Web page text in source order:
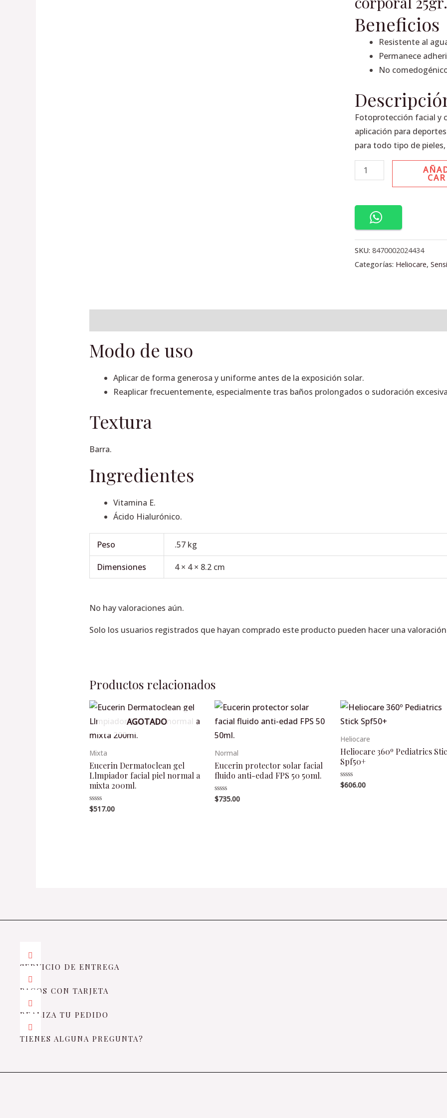
Beneficios
Resistente al
Permanece
No
Fotoprotección facial y
aplicación para
para todo tipo de
stick,
fotoprotector
facial
corporal
25gr.
SKU:8470002024434
Categorías: Heliocare,
Modo de uso
Aplicar de forma generosa y uniforme antes de la exposición solar.
Reaplicar frecuentemente, especialmente tras baños prolongados o sudoración
Textura
Barra.
Ingredientes
Vitamina E.
Ácido Hialurónico.
Peso .57 kg
Dimensiones 4 × 4 × 8.2 cm
No hay valoraciones aún.
Solo los usuarios registrados que hayan comprado este producto pueden hacer una
Productos relacionados
AGOTADO
Mixta
Eucerin Dermatoclean gel
Llmpiador facial piel normal a
mixta 200ml.
Valorado
en
$517.00
Normal
Eucerin protector solar facial
fluido anti-edad FPS 50 50ml.
Valorado
en
$735.00
Heliocare
Heliocare 360º Pediatrics
Spf50+
Valorado
en
$606.00
SERVICIO DE ENTREGA
PAGOS CON TARJETA
REALIZA TU PEDIDO
TIENES ALGUNA PREGUNTA?